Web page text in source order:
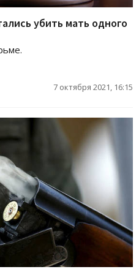
убить мать одного
7 октября 2021, 16:15